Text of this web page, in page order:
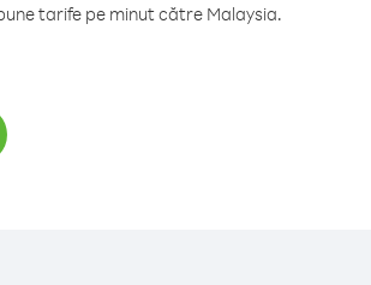
tarife pe minut către Malaysia.